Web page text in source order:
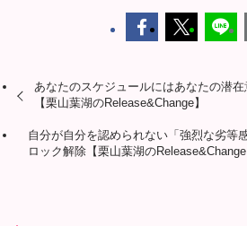
あなたのスケジュールにはあなたの潜
【栗山葉湖のRelease&Change】
自分が自分を認められない「強烈な劣等
ロック解除【栗山葉湖のRelease&Change